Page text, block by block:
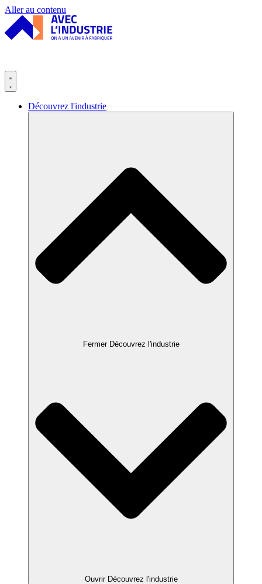
Panneau de gestion des cookies
Aller au contenu
Découvrez l'industrie
Fermer Découvrez l'industrie
Ouvrir Découvrez l'industrie